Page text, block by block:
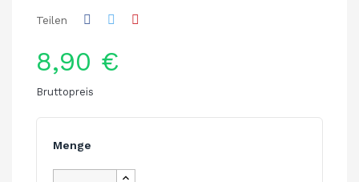
Teilen
8,90 €
Bruttopreis
Menge